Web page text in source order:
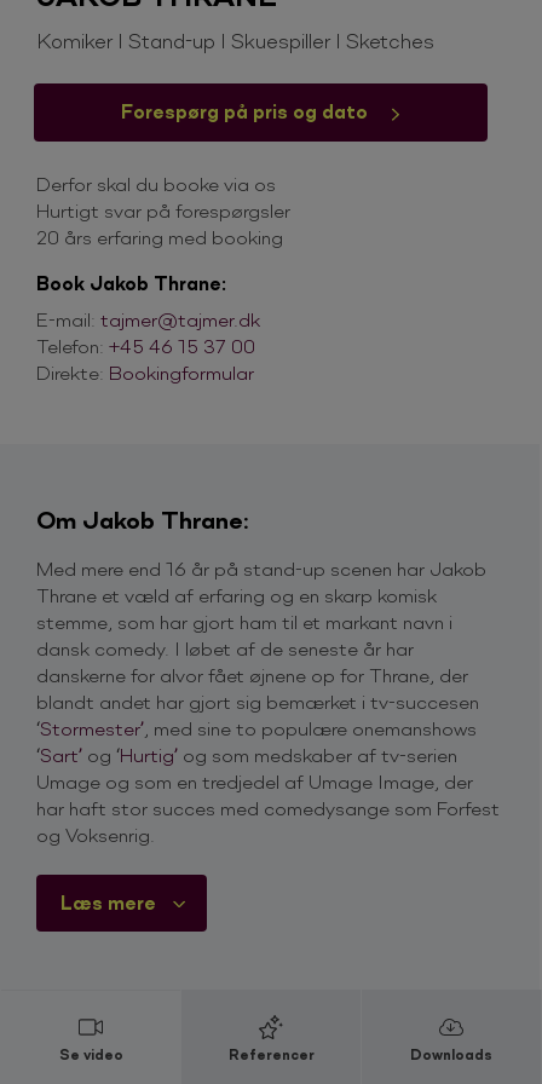
Komiker I Stand-up I Skuespiller I Sketches
Forespørg på pris og dato
Derfor skal du booke via os
Hurtigt svar på forespørgsler
20 års erfaring med booking
Book Jakob Thrane:
E-mail: tajmer@tajmer.dk
Telefon: +45 46 15 37 00
Direkte: Bookingformular
Om Jakob Thrane:
Med mere end 16 år på stand-up scenen har Jakob
Thrane et væld af erfaring og en skarp komisk
stemme, som har gjort ham til et markant navn i
dansk comedy. I løbet af de seneste år har
danskerne for alvor fået øjnene op for Thrane, der
blandt andet har gjort sig bemærket i tv-succesen
‘Stormester’ , med sine to populære onemanshows
‘Sart’ og ‘Hurtig’ og som medskaber af tv-serien
Umage og som en tredjedel af Umage Image, der
har haft stor succes med comedysange som Forfest
og Voksenrig.
navn på de sociale medier, hvor hans sketches med
Jakob Thrane var i 2024 og 2025 på turné med sit
populære onemanshowSart. Showet har siden haft
Læs mere
Se video Referencer Downloads